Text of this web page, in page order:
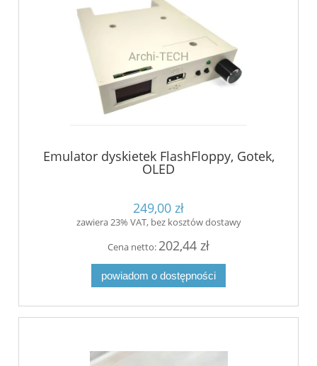
Emulator dyskietek FlashFloppy, Gotek,
OLED
249,00 zł
zawiera 23% VAT, bez kosztów dostawy
Cena netto: 202,44 zł
powiadom o dostępności